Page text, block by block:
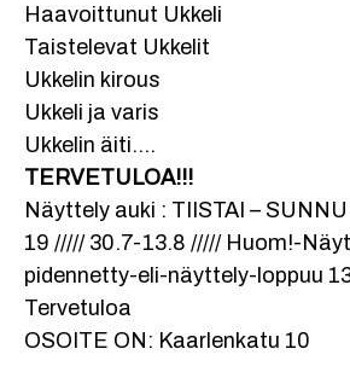
Haavoittunut Ukkeli
Taistelevat Ukkelit
Ukkelin kirous
Ukkeli ja varis
Ukkelin äiti….
TERVETULOA!!!
Näyttely auki : TIISTAI –
19 ///// 30.7-13.8 ///// Huom!-
pidennetty-eli-näyttely-loppuu
Tervetuloa
OSOITE ON: Kaarlenkatu 10